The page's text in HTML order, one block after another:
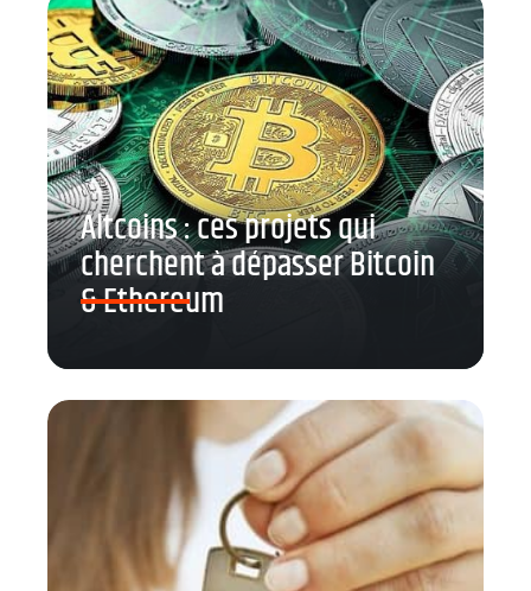
Altcoins : ces projets qui
cherchent à dépasser Bitcoin
& Ethereum